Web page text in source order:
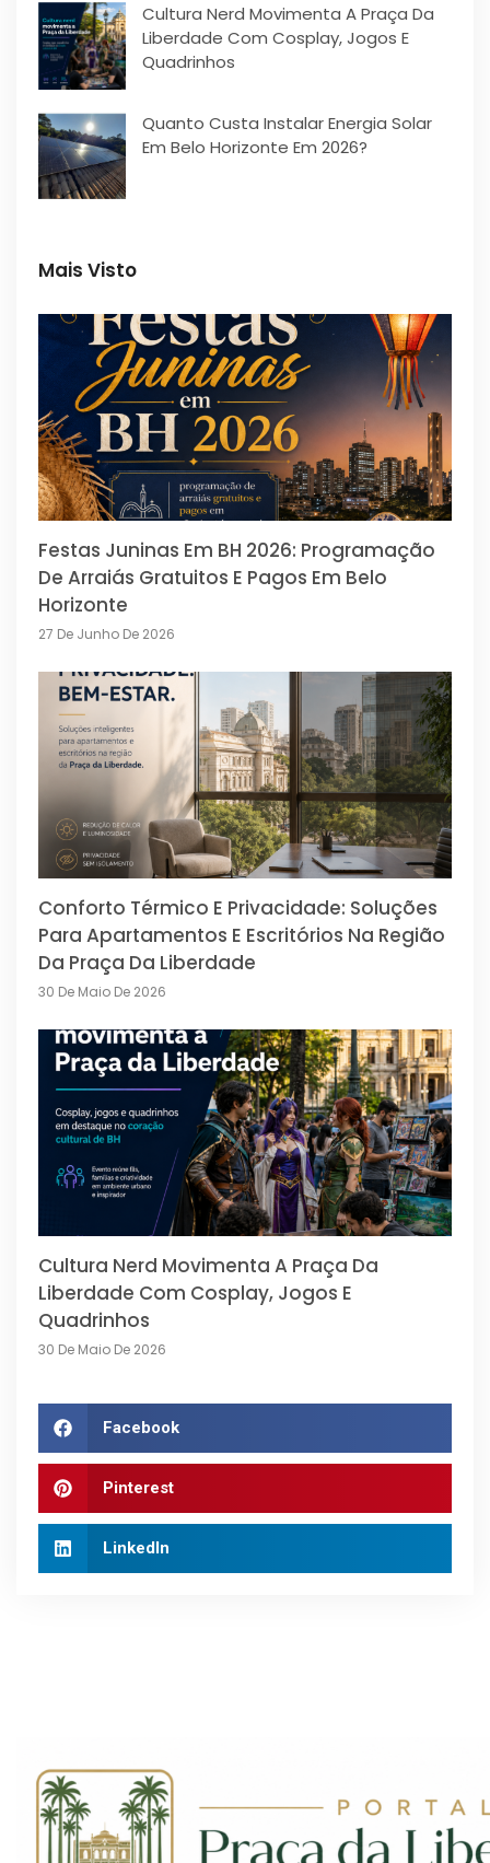
Cultura Nerd Movimenta A Praça Da
Liberdade Com Cosplay, Jogos E
Quadrinhos
Quanto Custa Instalar Energia Solar
Em Belo Horizonte Em 2026?
Mais Visto
Festas Juninas Em BH 2026: Programação
De Arraiás Gratuitos E Pagos Em Belo
Horizonte
27 De Junho De 2026
Conforto Térmico E Privacidade: Soluções
Para Apartamentos E Escritórios Na Região
Da Praça Da Liberdade
30 De Maio De 2026
Cultura Nerd Movimenta A Praça Da
Liberdade Com Cosplay, Jogos E
Quadrinhos
30 De Maio De 2026
Facebook
Pinterest
LinkedIn